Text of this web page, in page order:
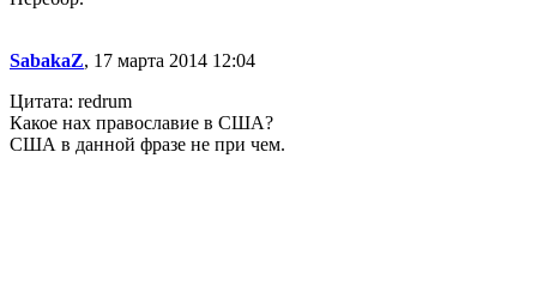
SabakaZ, 17 марта 2014 12:04
Цитата: redrum
Какое нах православие в США?
США в данной фразе не при чем.